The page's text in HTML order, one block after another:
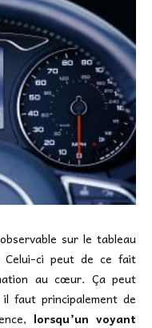
sur le tableau
Celui-ci peut de ce fait
au cœur. Ça peut
faut principalement de
lorsqu’un voyant